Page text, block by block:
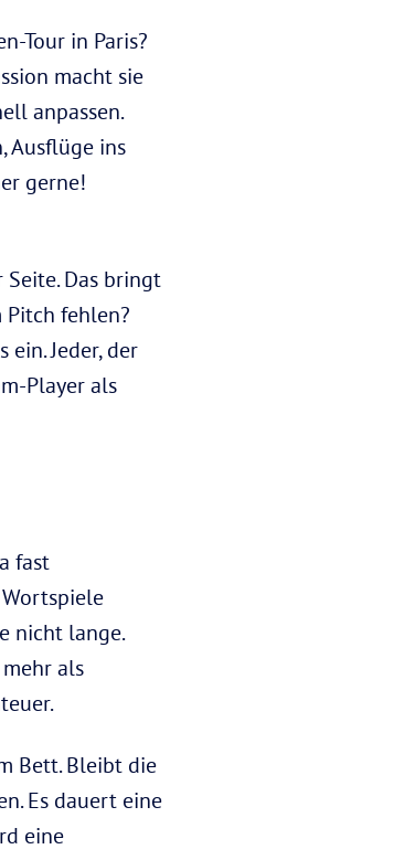
Tour in Paris?
macht sie
anpassen.
Ausflüge ins
gerne!
Das bringt
Pitch fehlen?
Jeder, der
Player als
fast
nicht lange.
als
Bett. Bleibt die
Es dauert eine
eine